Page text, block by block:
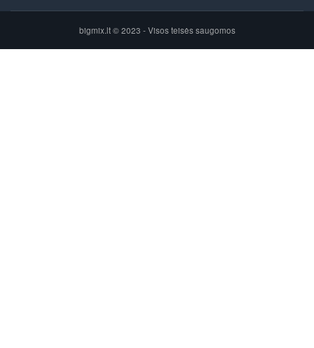
bigmix.lt © 2023 - Visos teisės saugomos